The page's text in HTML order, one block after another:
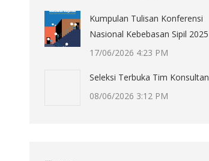
Kumpulan Tulisan Konferensi
Nasional Kebebasan Sipil 2025
17/06/2026 4:23 PM
Seleksi Terbuka Tim Konsultan
08/06/2026 3:12 PM